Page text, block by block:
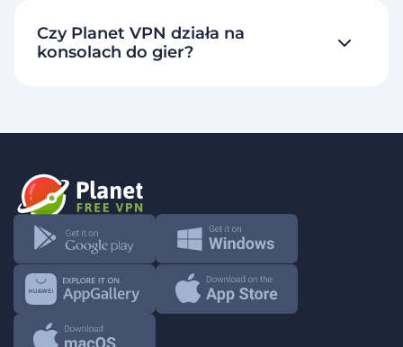
Czy Planet VPN działa na
konsolach do gier?